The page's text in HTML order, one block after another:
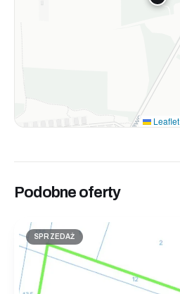
Leaflet
Podobne oferty
SPRZEDAŻ